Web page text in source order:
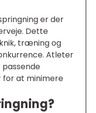
er der
Dette
træning og
Atleter
for at minimere